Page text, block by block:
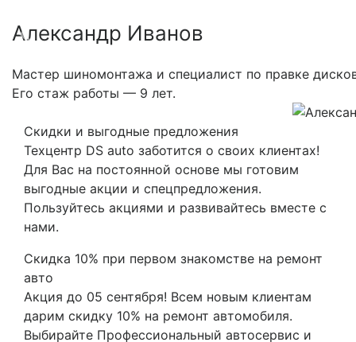
Александр Иванов
Мастер шиномонтажа и специалист по правке
Его стаж работы — 9 лет.
Previous
Скидки и выгодные предложения
Техцентр DS auto заботится о своих клиентах!
Для Вас на постоянной основе мы готовим
выгодные акции и спецпредложения.
Пользуйтесь акциями и развивайтесь вместе с
нами.
Скидка 10% при первом знакомстве на ремонт
авто
Акция до 05 сентября! Всем новым клиентам
дарим скидку 10% на ремонт автомобиля.
Выбирайте Профессиональный автосервис и